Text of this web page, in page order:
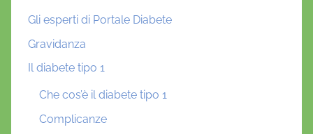
Gli esperti di Portale Diabete
Gravidanza
Il diabete tipo 1
Che cos’è il diabete tipo 1
Complicanze